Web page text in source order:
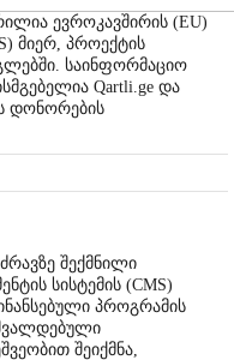
ევროკავშირის (EU)
მიერ, პროექტის
საინფორმაციო
Qartli.ge და
დონორების
შექმნილი
სისტემის (CMS)
პროგრამის
შეიქმნა,